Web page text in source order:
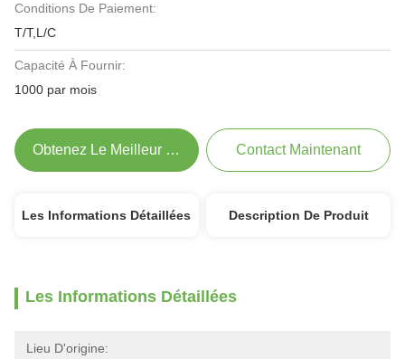
Conditions De Paiement:
T/T,L/C
Capacité À Fournir:
1000 par mois
Obtenez Le Meilleur Prix Contact Maintenant
Les Informations Détaillées Description De Produit
Les Informations Détaillées
Lieu D'origine: